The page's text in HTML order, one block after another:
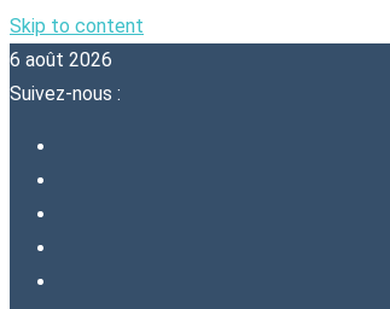
Skip to content
6 août 2026
Suivez-nous :